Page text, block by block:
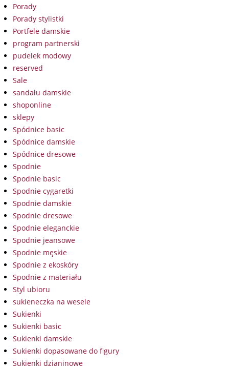
Porady
Porady stylistki
Portfele damskie
program partnerski
pudelek modowy
reserved
Sale
sandału damskie
shoponline
sklepy
Spódnice basic
Spódnice damskie
Spódnice dresowe
Spodnie
Spodnie basic
Spodnie cygaretki
Spodnie damskie
Spodnie dresowe
Spodnie eleganckie
Spodnie jeansowe
Spodnie męskie
Spodnie z ekoskóry
Spodnie z materiału
Styl ubioru
sukieneczka na wesele
Sukienki
Sukienki basic
Sukienki damskie
Sukienki dopasowane do figury
Sukienki dzianinowe